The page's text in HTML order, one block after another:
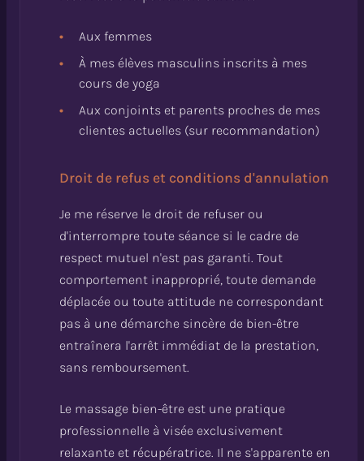
Aux femmes
À mes élèves masculins inscrits à mes
cours de yoga
Aux conjoints et parents proches de mes
clientes actuelles (sur recommandation)
Droit de refus et conditions d'annulation
Je me réserve le droit de refuser ou
d'interrompre toute séance si le cadre de
respect mutuel n'est pas garanti. Tout
comportement inapproprié, toute demande
déplacée ou toute attitude ne correspondant
pas à une démarche sincère de bien-être
entraînera l'arrêt immédiat de la prestation,
sans remboursement.
Le massage bien-être est une pratique
professionnelle à visée exclusivement
relaxante et récupératrice. Il ne s'apparente en